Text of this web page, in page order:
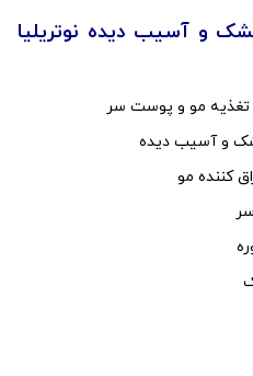
و آسیب دیده نوتریلیا
تغذیه مو و پوست سر
و آسیب دیده
کننده مو